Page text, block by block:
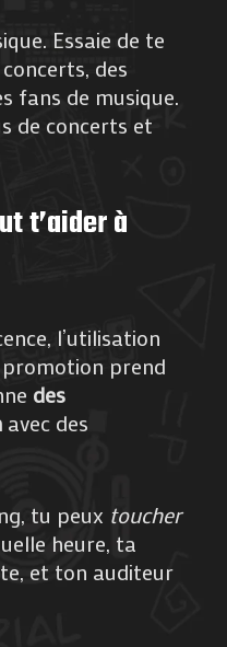
Essaie de te
des
fans de musique.
de concerts et
t’aider à
l’utilisation
prend
des
avec des
tu peux toucher
heure, ta
et ton auditeur